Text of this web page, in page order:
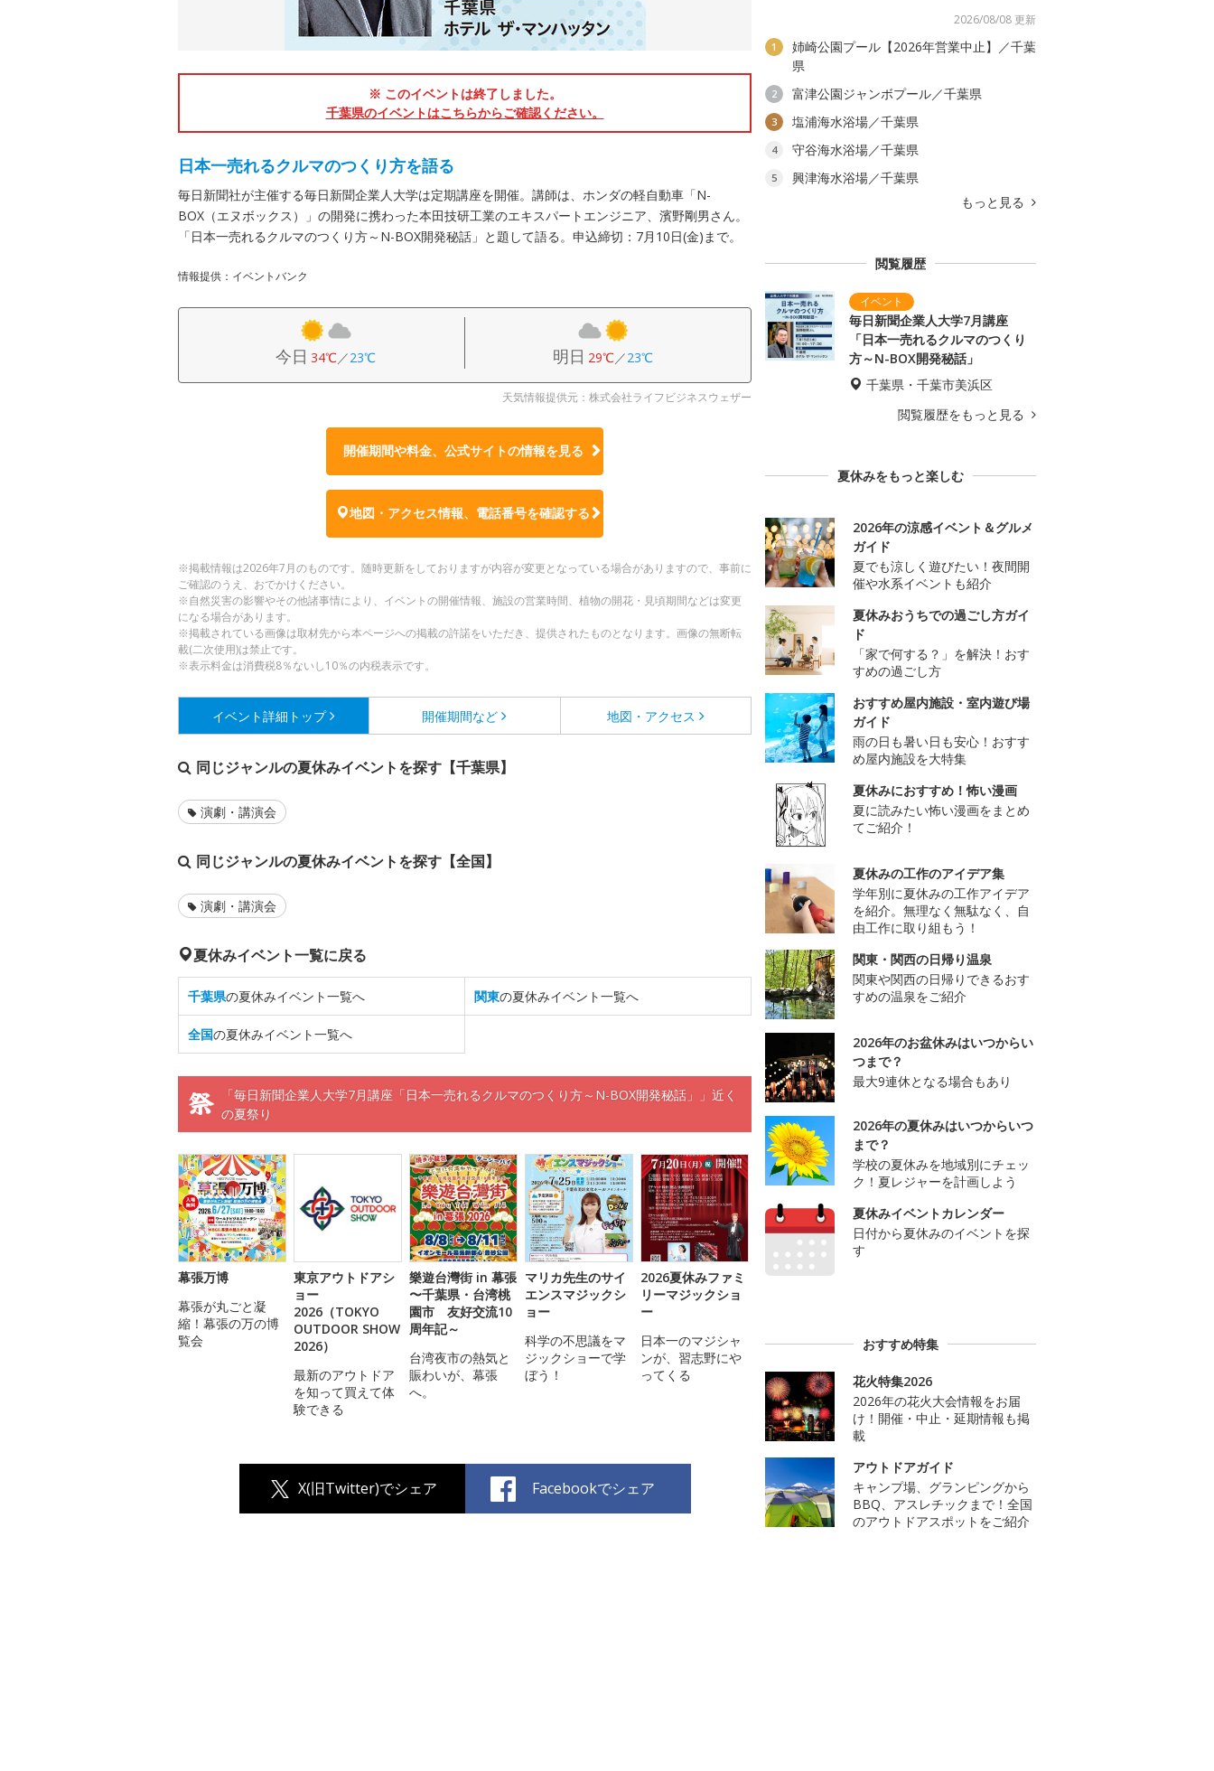
※ このイベントは終了しました。
千葉県のイベントはこちらからご確認ください。
日本一売れるクルマのつくり方を語る
毎日新聞社が主催する毎日新聞企業人大学は定期講座を開催。講師は、ホンダの軽自動車「N-
BOX（エヌボックス）」の開発に携わった本田技研工業のエキスパートエンジニア、濱野剛男さん。
「日本一売れるクルマのつくり方～N-BOX開発秘話」と題して語る。申込締切：7月10日(金)まで。
情報提供：イベントバンク
今日 34℃／23℃ 明日 29℃／23℃
天気情報提供元：株式会社ライフビジネスウェザー
開催期間や料金、公式サイトの情報を見る
地図・アクセス情報、電話番号を確認する
※掲載情報は2026年7月のものです。随時更新をしておりますが内容が変更となっている場合がありますので、事前に
ご確認のうえ、おでかけください。
※自然災害の影響やその他諸事情により、イベントの開催情報、施設の営業時間、植物の開花・見頃期間などは変更
になる場合があります。
※掲載されている画像は取材先から本ページへの掲載の許諾をいただき、提供されたものとなります。画像の無断転
載(二次使用)は禁止です。
※表示料金は消費税8％ないし10％の内税表示です。
イベント詳細 トップ 開催期間など 地図・アクセス
同じジャンルの夏休みイベントを探す【千葉県】
演劇・講演会
同じジャンルの夏休みイベントを探す【全国】
演劇・講演会
夏休みイベント一覧に戻る
千葉県の夏休みイベント一覧へ 関東の夏休みイベント一覧へ
全国の夏休みイベント一覧へ
「毎日新聞企業人大学7月講座「日本一売れるクルマのつくり方～N-BOX開発秘話」」近く
の夏祭り
幕張万博
幕張が丸ごと凝
縮！幕張の万の博
覧会
東京アウトドアシ
ョー
2026（TOKYO
OUTDOOR SHOW
2026）
最新のアウトドア
を知って買えて体
験できる
樂遊台灣街 in 幕張
〜千葉県・台湾桃
園市 友好交流10
周年記～
台湾夜市の熱気と
賑わいが、幕張
へ。
マリカ先生のサイ
エンスマジックシ
ョー
科学の不思議をマ
ジックショーで学
ぼう！
2026夏休みファミ
リーマジックショ
ー
日本一のマジシャ
ンが、習志野にや
ってくる
X(旧Twitter)でシェア Facebookでシェア
2026/08/08 更新
1
姉崎公園プール【2026年営業中止】／千葉
県
2 富津公園ジャンボプール／千葉県
3 塩浦海水浴場／千葉県
4 守谷海水浴場／千葉県
5
興津海水浴場／千葉県
もっと見る
閲覧履歴
毎日新聞企業人大学7月講座
「日本一売れるクルマのつくり
方～N-BOX開発秘話」
千葉県・千葉市美浜区
閲覧履歴をもっと見る
夏休みをもっと楽しむ
2026年の涼感イベント＆グルメ
ガイド
夏でも涼しく遊びたい！夜間開
催や水系イベントも紹介
夏休みおうちでの過ごし方ガイ
ド
「家で何する？」を解決！おす
すめの過ごし方
おすすめ屋内施設・室内遊び場
ガイド
雨の日も暑い日も安心！おすす
め屋内施設を大特集
夏休みにおすすめ！怖い漫画
夏に読みたい怖い漫画をまとめ
てご紹介！
夏休みの工作のアイデア集
学年別に夏休みの工作アイデア
を紹介。無理なく無駄なく、自
由工作に取り組もう！
関東・関西の日帰り温泉
関東や関西の日帰りできるおす
すめの温泉をご紹介
2026年のお盆休みはいつからい
つまで？
最大9連休となる場合もあり
2026年の夏休みはいつからいつ
まで？
学校の夏休みを地域別にチェッ
ク！夏レジャーを計画しよう
夏休みイベントカレンダー
日付から夏休みのイベントを探
す
おすすめ特集
花火特集2026
2026年の花火大会情報をお届
け！開催・中止・延期情報も掲
載
アウトドアガイド
キャンプ場、グランピングから
BBQ、アスレチックまで！全国
のアウトドアスポットをご紹介